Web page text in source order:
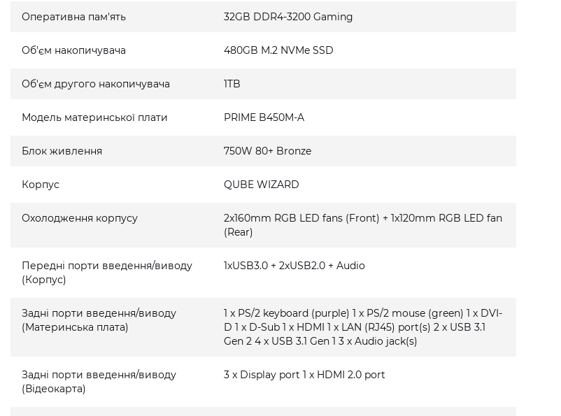
Оперативна пам'ять 32GB DDR4-3200 Gaming
Об'єм накопичувача 480GB M.2 NVMe SSD
Об'єм другого накопичувача 1TB
Модель материнської плати PRIME B450M-A
Блок живлення 750W 80+ Bronze
Корпус QUBE WIZARD
Охолодження корпусу
2x160mm RGB LED fans (Front) + 1x120mm RGB LED fan
(Rear)
Передні порти введення/виводу
(Корпус)
1xUSB3.0 + 2xUSB2.0 + Audio
Задні порти введення/виводу
(Материнська плата)
1 x PS/2 keyboard (purple) 1 x PS/2 mouse (green) 1 x DVI-
D 1 x D-Sub 1 x HDMI 1 x LAN (RJ45) port(s) 2 x USB 3.1
Gen 2 4 x USB 3.1 Gen 1 3 x Audio jack(s)
Задні порти введення/виводу
(Відеокарта)
3 x Display port 1 x HDMI 2.0 port